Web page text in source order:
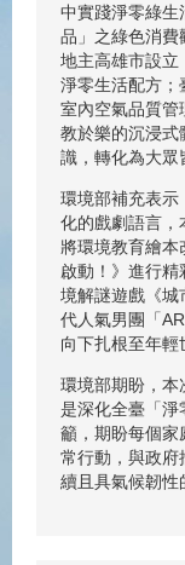
中實踐淨零綠生
品」之綠色消費
地主高雄市設立
淨零生活配方；
室內空氣品質管
教於樂的沉浸式
識，轉化為大眾
環境部補充表示
化的戲劇語言，
將環境教育繪
啟動！》進行
境解謎遊戲《城
代人氣男團「
向下扎根至年輕
環境部期盼，本
是深化全臺「淨
籲，期盼每個家
常行動，與政府
續且具氣候韌性